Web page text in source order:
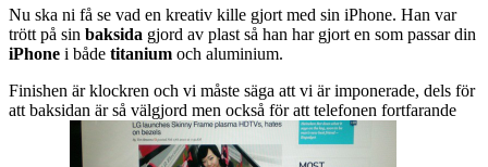
Nu ska ni få se vad en kreativ kille gjort med sin iPhone. Han var
trött på sin baksida gjord av plast så han har gjort en som passar din
iPhone i både titanium och aluminium.
Finishen är klockren och vi måste säga att vi är imponerade, dels för
att baksidan är så välgjord men också för att telefonen fortfarande